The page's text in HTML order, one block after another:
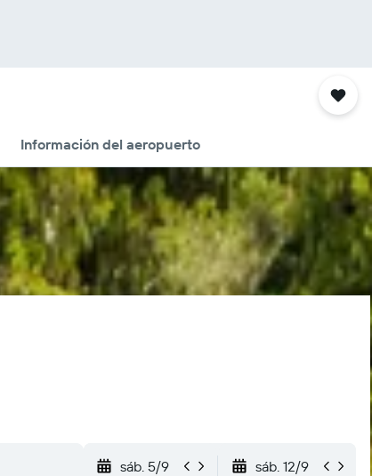
Información del aeropuerto
sáb. 5/9 sáb. 12/9